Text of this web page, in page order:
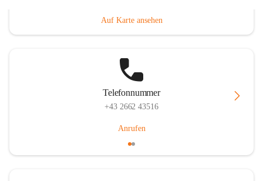
Auf Karte ansehen
Telefonnummer
+43 2662 43516
Anrufen